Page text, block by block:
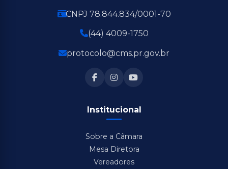
CNPJ 78.844.834/0001-70
(44) 4009-1750
protocolo@cms.pr.gov.br
Institucional
Sobre a Câmara
Mesa Diretora
Vereadores